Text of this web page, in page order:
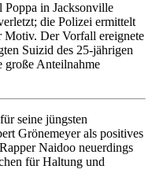
in Jacksonville
die Polizei ermittelt
Motiv. Der Vorfall ereignete
Suizid des 25‑jährigen
große Anteilnahme
seine jüngsten
Grönemeyer als positives
Naidoo neuerdings
für Haltung und